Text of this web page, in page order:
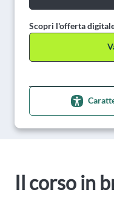
Scopri l'offerta
Il corso in